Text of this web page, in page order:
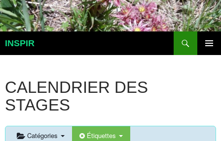
Aller
au
contenu
INSPIR
CALENDRIER DES
STAGES
Catégories Étiquettes